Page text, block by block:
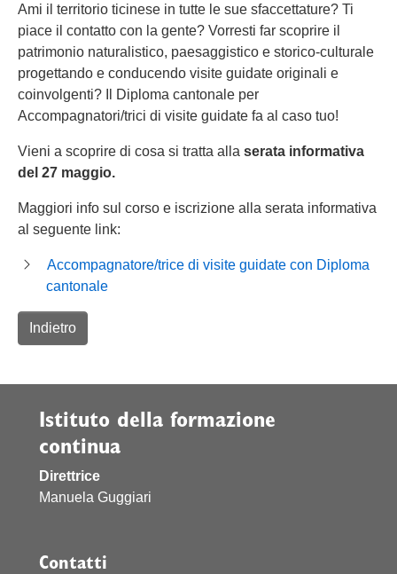
Ami il territorio ticinese in tutte le sue sfaccettature? Ti
piace il contatto con la gente? Vorresti far scoprire il
patrimonio naturalistico, paesaggistico e storico-culturale
progettando e conducendo visite guidate originali e
coinvolgenti? Il Diploma cantonale per
Accompagnatori/trici di visite guidate fa al caso tuo!
Vieni a scoprire di cosa si tratta alla serata informativa
del 27 maggio.
Maggiori info sul corso e iscrizione alla serata informativa
al seguente link:
Accompagnatore/trice di visite guidate con Diploma
cantonale
Indietro
Istituto della formazione
continua
Direttrice
Manuela Guggiari
Contatti